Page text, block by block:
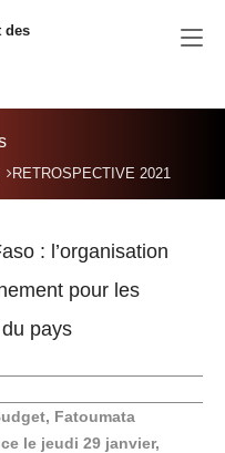
des
RETROSPECTIVE 2021
: l’organisation
pour les
pays
Fatoumata
le jeudi 29 janvier,